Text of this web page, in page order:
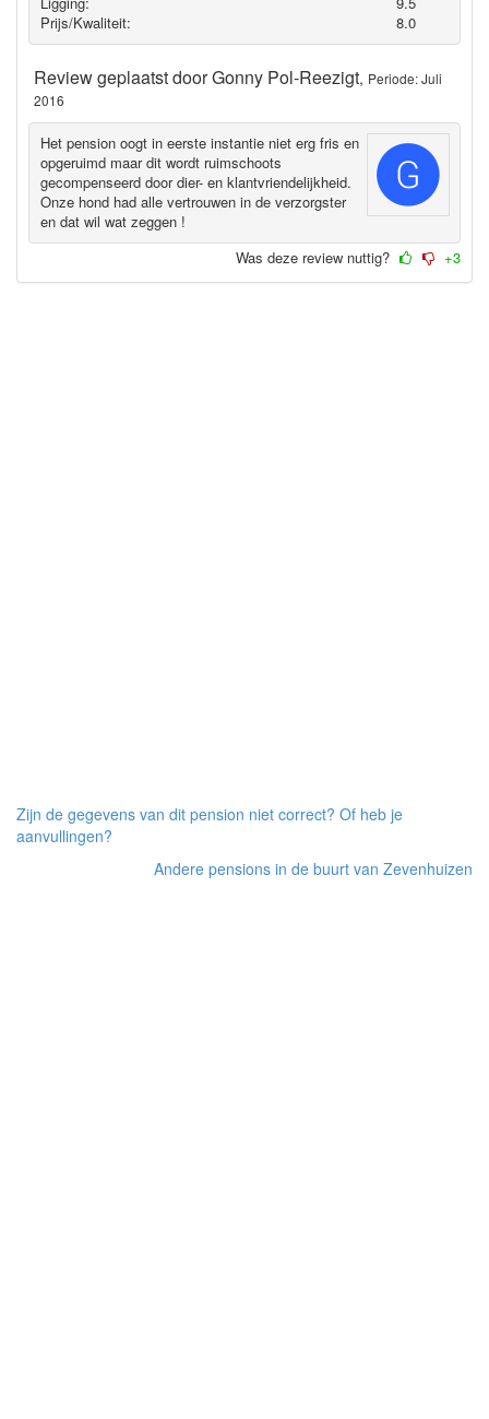
Prijs/Kwaliteit:
8.0
Review geplaatst doorGonny Pol-Reezigt, Periode: Juli
2016
Het pension oogt in eerste instantie niet erg fris en
opgeruimd maar dit wordt ruimschoots
gecompenseerd door dier- en klantvriendelijkheid.
Onze hond had alle vertrouwen in de verzorgster
en dat wil wat zeggen !
Was deze review nuttig?
+3
Zijn de gegevens van dit pension niet correct? Of heb je
aanvullingen?
Andere pensions in de buurt van Zevenhuizen